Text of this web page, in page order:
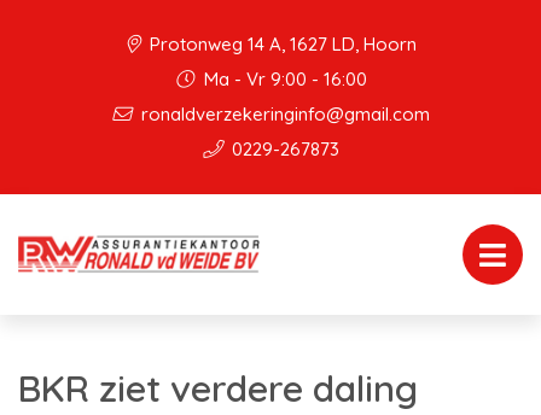
Protonweg 14 A, 1627 LD, Hoorn
Ma - Vr 9:00 - 16:00
ronaldverzekeringinfo@gmail.com
0229-267873
BKR ziet verdere daling